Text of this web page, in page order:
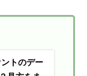
トのデー